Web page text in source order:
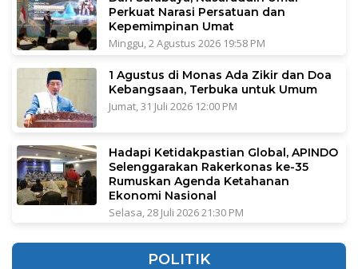
Perkuat Narasi Persatuan dan
Kepemimpinan Umat
Minggu, 2 Agustus 2026 19:58 PM
1 Agustus di Monas Ada Zikir dan Doa
Kebangsaan, Terbuka untuk Umum
Jumat, 31 Juli 2026 12:00 PM
Hadapi Ketidakpastian Global, APINDO
Selenggarakan Rakerkonas ke-35
Rumuskan Agenda Ketahanan
Ekonomi Nasional
Selasa, 28 Juli 2026 21:30 PM
POLITIK